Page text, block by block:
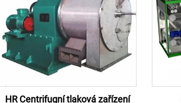
HR Centrifugní tlaková zařízení